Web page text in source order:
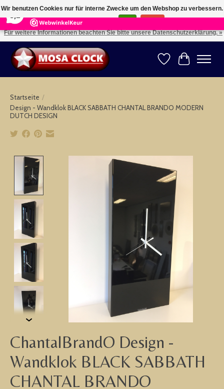
164 Reviews ×
Kies uw taal: NL -- Wählen Sie ihre Sprache: DE -- Choose your language: EN ⇓ ⇒
Wunschzettel
Ihr
Startseite /
Design - Wandklok BLACK SABBATH CHANTAL BRANDO MODERN
DUTCH DESIGN
Product image slideshow Items
ChantalBrandO Design -
Wandklok BLACK SABBATH
CHANTAL BRANDO
Wir benutzen Cookies nur für interne Zwecke um den Webshop zu verbessern.
Ist das in Ordnung?
Für weitere Informationen beachten Sie bitte unsere Datenschutzerklärung. »